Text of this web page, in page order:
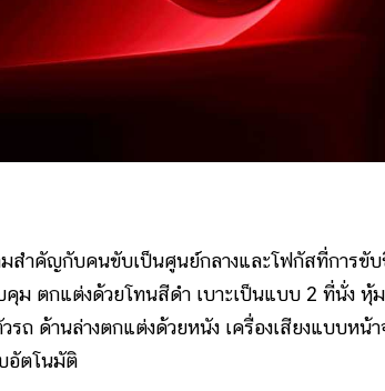
สำคัญกับคนขับเป็นศูนย์กลางและโฟกัสที่การขั
ม ตกแต่งด้วยโทนสีดำ เบาะเป็นแบบ 2 ที่นั่ง หุ้ม
ถ ด้านล่างตกแต่งด้วยหนัง เครื่องเสียงแบบหน้า
อัตโนมัติ